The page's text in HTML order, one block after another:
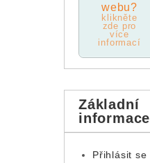
webu?
klikněte
zde pro
více
informací
Základní
informace
Přihlásit se